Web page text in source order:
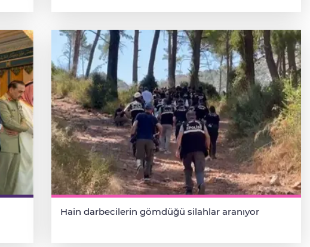
Hain darbecilerin gömdüğü silahlar aranıyor